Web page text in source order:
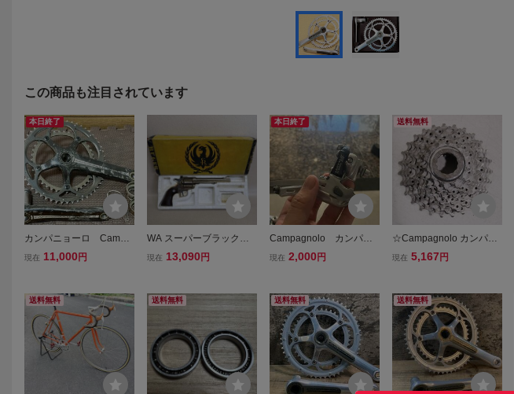
この商品も注目されています
本日終了
カンパニョーロ Campa
gnoloコーラス11s カーボ
現在 11,000 円
送料無料
WA スーパーブラックホ
ーク SMG 安全基準刻
現在 13,090 円
送料無料
本日終了
Campagnolo カンパニ
ョーロ ケンタウル CE
現在 2,000 円
送料無料
送料無料
☆Campagnolo カンパニ
ョーロ CENTAUR 10s 12
現在 5,167 円
送料無料